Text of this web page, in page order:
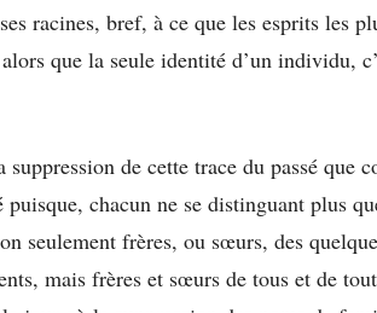
racines, bref, à ce que les esprits les
que la seule identité d’un individu,
suppression de cette trace du passé que
chacun ne se distinguant plus
seulement frères, ou sœurs, des
mais frères et sœurs de tous et de